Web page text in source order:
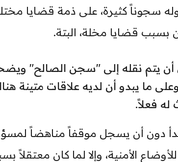
سجوناً كثيرة، على ذمة قضايا
بسبب قضايا مخلة، البتة.
أن يتم نقله إلى "سجن الصالح"
ما يبدو أن لديه علاقات متينة
فعلاً.
دون أن يسجل موقفاً مناهضاً
الأمنية، وإلا لما كان معتقلاً